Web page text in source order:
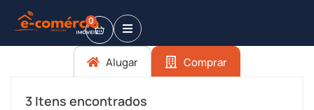
0
Alugar Comprar
3 Itens encontrados